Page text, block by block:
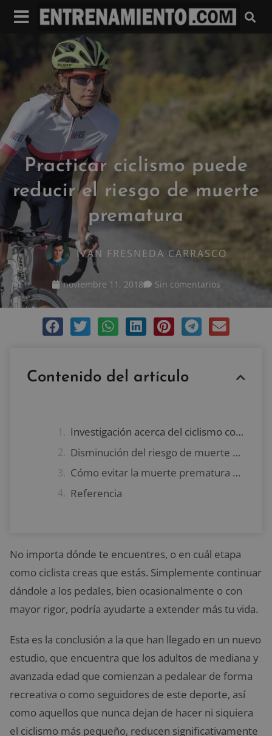
Practicar ciclismo puede
reducir el riesgo de muerte
prematura
IVAN FRESNEDA CARRASCO
noviembre 11, 2018 Sin comentarios
Contenido del artículo
Investigación acerca del ciclismo con la muerte prematura
Disminución del riesgo de muerte prematura entre ciclistas
Cómo evitar la muerte prematura gracias al ciclismo
Referencia
No importa dónde te encuentres, o en cuál etapa
como ciclista creas que estás. Simplemente continuar
dándole a los pedales, bien ocasionalmente o con
mayor rigor, podría ayudarte a extender más tu vida.
Esta es la conclusión a la que han llegado en un nuevo
estudio, que encuentra que los adultos de mediana y
avanzada edad que comienzan a pedalear de forma
recreativa o como seguidores de este deporte, así
como aquellos que nunca dejan de hacer ni siquiera
el ciclismo más pequeño, reducen significativamente